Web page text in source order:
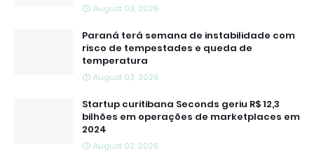
August 03, 2026
Paraná terá semana de instabilidade com
risco de tempestades e queda de
temperatura
August 03, 2026
Startup curitibana Seconds geriu R$ 12,3
bilhões em operações de marketplaces em
2024
August 02, 2026